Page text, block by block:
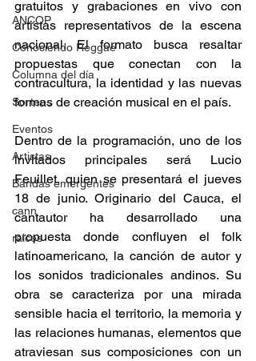
ANCOP
Conociendo Reggae
Columna del día
Sorteos
Eventos
Artistas
Bandas emergentes
cann
raices
gratuitos y grabaciones en vivo con
artistas representativos de la escena
nacional. El formato busca resaltar
propuestas que conectan con la
contracultura, la identidad y las nuevas
formas de creación musical en el país.
Dentro de la programación, uno de los
invitados principales será Lucio
Feuillet, quien se presentará el jueves
18 de junio. Originario del Cauca, el
cantautor ha desarrollado una
propuesta donde confluyen el folk
latinoamericano, la canción de autor y
los sonidos tradicionales andinos. Su
obra se caracteriza por una mirada
sensible hacia el territorio, la memoria y
las relaciones humanas, elementos que
atraviesan sus composiciones con un